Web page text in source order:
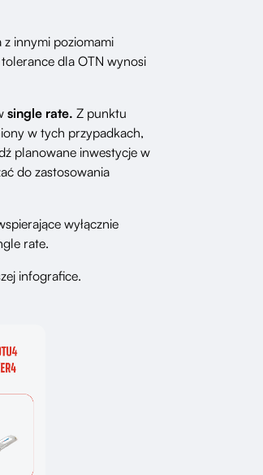
z innymi poziomami
dla OTN wynosi
single rate. Z punktu
w tych przypadkach,
planowane inwestycje w
do zastosowania
wyłącznie
rate.
infografice.